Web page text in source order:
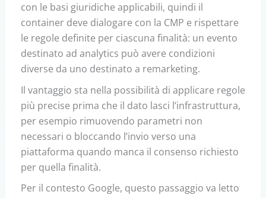
con le basi giuridiche applicabili, quindi il
container deve dialogare con la CMP e rispettare
le regole definite per ciascuna finalità: un evento
destinato ad analytics può avere condizioni
diverse da uno destinato a remarketing.
Il vantaggio sta nella possibilità di applicare regole
più precise prima che il dato lasci l’infrastruttura,
per esempio rimuovendo parametri non
necessari o bloccando l’invio verso una
piattaforma quando manca il consenso richiesto
per quella finalità.
Per il contesto Google, questo passaggio va letto